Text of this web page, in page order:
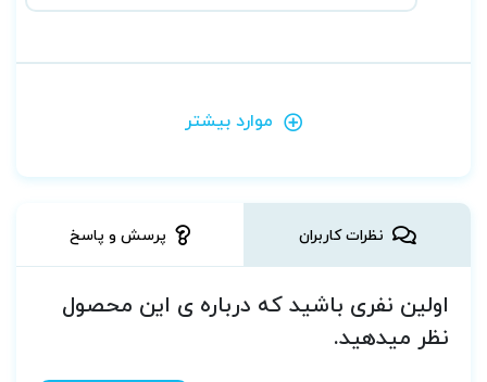
موارد بیشتر
نظرات کاربران پرسش و پاسخ
اولین نفری باشید که درباره ی این محصول
نظر میدهید.